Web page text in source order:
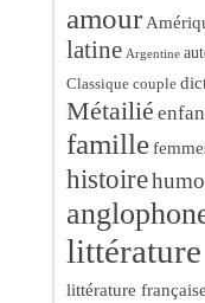
amour
latine Argentine
Classique couple
Métailié
famille
histoire
littérature française